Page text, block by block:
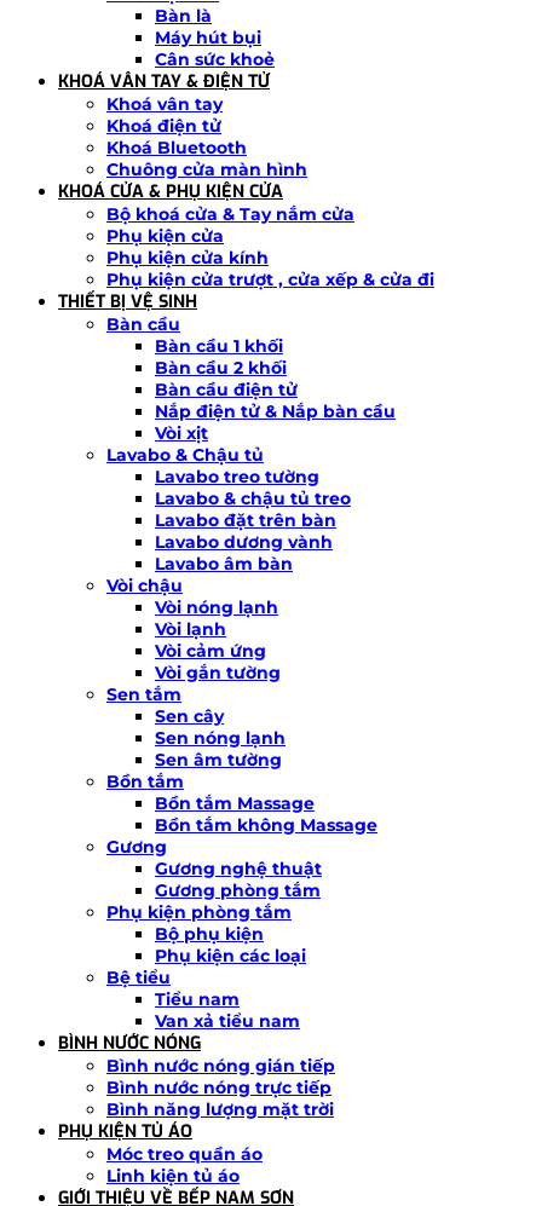
Bàn là
Máy hút bụi
Cân sức khoẻ
KHOÁ VÂN TAY & ĐIỆN TỬ
Khoá vân tay
Khoá điện tử
Khoá Bluetooth
Chuông cửa màn hình
KHOÁ CỬA & PHỤ KIỆN CỬA
Bộ khoá cửa & Tay nắm cửa
Phụ kiện cửa
Phụ kiện cửa kính
Phụ kiện cửa trượt , cửa xếp & cửa đi
THIẾT BỊ VỆ SINH
Bàn cầu
Bàn cầu 1 khối
Bàn cầu 2 khối
Bàn cầu điện tử
Nắp điện tử & Nắp bàn cầu
Vòi xịt
Lavabo & Chậu tủ
Lavabo treo tường
Lavabo & chậu tủ treo
Lavabo đặt trên bàn
Lavabo dương vành
Lavabo âm bàn
Vòi chậu
Vòi nóng lạnh
Vòi lạnh
Vòi cảm ứng
Vòi gắn tường
Sen tắm
Sen cây
Sen nóng lạnh
Sen âm tường
Bồn tắm
Bồn tắm Massage
Bồn tắm không Massage
Gương
Gương nghệ thuật
Gương phòng tắm
Phụ kiện phòng tắm
Bộ phụ kiện
Phụ kiện các loại
Bệ tiểu
Tiểu nam
Van xả tiểu nam
BÌNH NƯỚC NÓNG
Bình nước nóng gián tiếp
Bình nước nóng trực tiếp
Bình năng lượng mặt trời
PHỤ KIỆN TỦ ÁO
Móc treo quần áo
Linh kiện tủ áo
GIỚI THIỆU VỀ BẾP NAM SƠN